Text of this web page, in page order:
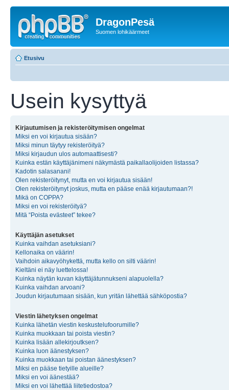
DragonPesä
Suomen lohikäärmeet
Etusivu
Usein kysyttyä
Kirjautumisen ja rekisteröitymisen ongelmat
Miksi en voi kirjautua sisään?
Miksi minun täytyy rekisteröityä?
Miksi kirjaudun ulos automaattisesti?
Kuinka estän käyttäjänimeni näkymästä paikallaolijoiden listassa?
Kadotin salasanani!
Olen rekisteröitynyt, mutta en voi kirjautua sisään!
Olen rekisteröitynyt joskus, mutta en pääse enää kirjautumaan?!
Mikä on COPPA?
Miksi en voi rekisteröityä?
Mitä “Poista evästeet” tekee?
Käyttäjän asetukset
Kuinka vaihdan asetuksiani?
Kellonaika on väärin!
Vaihdoin aikavyöhykettä, mutta kello on silti väärin!
Kieltäni ei näy luettelossa!
Kuinka näytän kuvan käyttäjätunnukseni alapuolella?
Kuinka vaihdan arvoani?
Joudun kirjautumaan sisään, kun yritän lähettää sähköpostia?
Viestin lähetyksen ongelmat
Kuinka lähetän viestin keskustelufoorumille?
Kuinka muokkaan tai poista viestin?
Kuinka lisään allekirjoutksen?
Kuinka luon äänestyksen?
Kuinka muokkaan tai poistan äänestyksen?
Miksi en pääse tietyille alueille?
Miksi en voi äänestää?
Miksi en voi lähettää liitetiedostoa?